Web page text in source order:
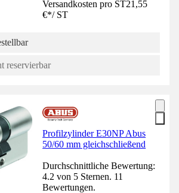
Versandkosten pro ST21,55
€*/ ST
reservierbar
Profilzylinder E30NP Abus
50/60 mm gleichschließend
Durchschnittliche Bewertung:
4.2 von 5 Sternen. 11
Bewertungen.